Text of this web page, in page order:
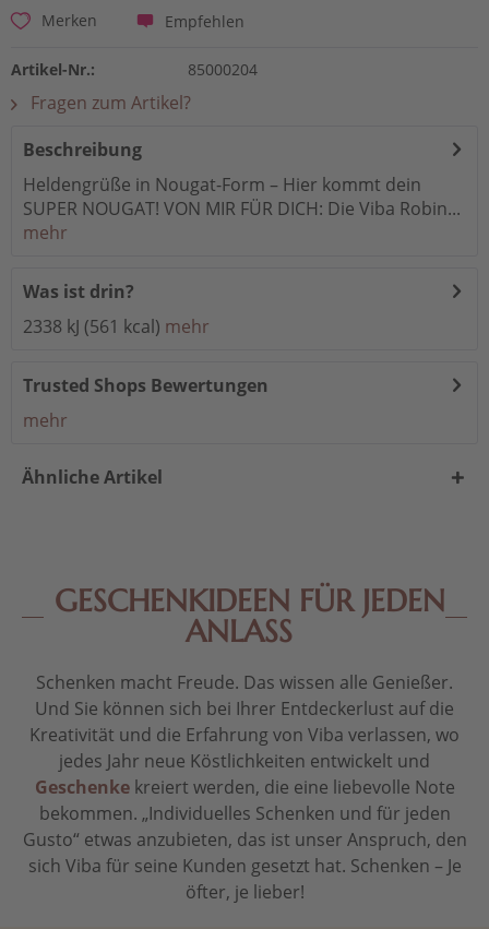
Merken Empfehlen
Artikel-Nr.: 85000204
Fragen zum Artikel?
Beschreibung
Heldengrüße in Nougat-Form – Hier kommt dein
SUPER NOUGAT! VON MIR FÜR DICH: Die Viba Robin...
mehr
Was ist drin?
2338 kJ (561 kcal) mehr
Trusted Shops Bewertungen
mehr
Ähnliche Artikel
GESCHENKIDEEN FÜR JEDEN
ANLASS
Schenken macht Freude. Das wissen alle Genießer.
Und Sie können sich bei Ihrer Entdeckerlust auf die
Kreativität und die Erfahrung von Viba verlassen, wo
jedes Jahr neue Köstlichkeiten entwickelt und
Geschenkekreiert werden, die eine liebevolle Note
bekommen. „Individuelles Schenken und für jeden
Gusto“ etwas anzubieten, das ist unser Anspruch, den
sich Viba für seine Kunden gesetzt hat. Schenken – Je
öfter, je lieber!